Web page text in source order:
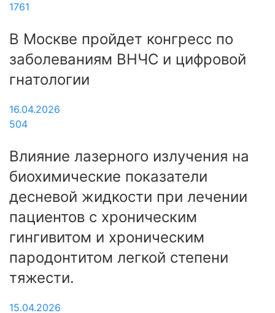
1761
В Москве пройдет конгресс по
заболеваниям ВНЧС и цифровой
гнатологии
16.04.2026
504
Влияние лазерного излучения на
биохимические показатели
десневой жидкости при лечении
пациентов с хроническим
гингивитом и хроническим
пародонтитом легкой степени
тяжести.
15.04.2026